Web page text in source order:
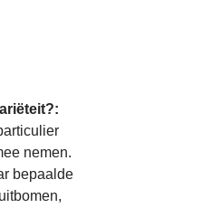
nemen.
bepaalde